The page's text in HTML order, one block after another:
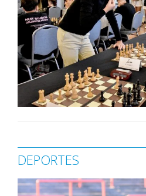
DEPORTES